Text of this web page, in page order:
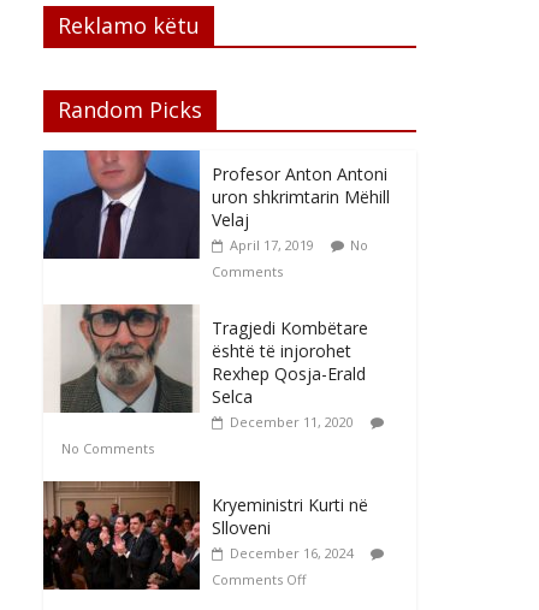
Reklamo këtu
Random Picks
Profesor Anton Antoni
uron shkrimtarin Mëhill
Velaj
April 17, 2019
No
Comments
Tragjedi Kombëtare
është të injorohet
Rexhep Qosja-Erald
Selca
December 11, 2020
No Comments
Kryeministri Kurti në
Slloveni
December 16, 2024
Comments Off